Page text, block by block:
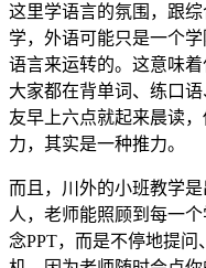
这里学语言的氛围，跟
学，外语可能只是一个
语言来运转的。这意味
大家都在背单词、练口
友早上六点就起来晨读
力，其实是一种推力。
而且，川外的小班教学
人，老师能照顾到每一
念PPT，而是不停地提